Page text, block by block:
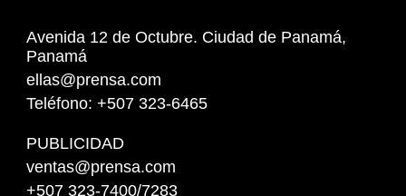
Avenida 12 de Octubre. Ciudad de Panamá,
Panamá
ellas@prensa.com
Teléfono: +507 323-6465
PUBLICIDAD
ventas@prensa.com
+507 323-7400/7283